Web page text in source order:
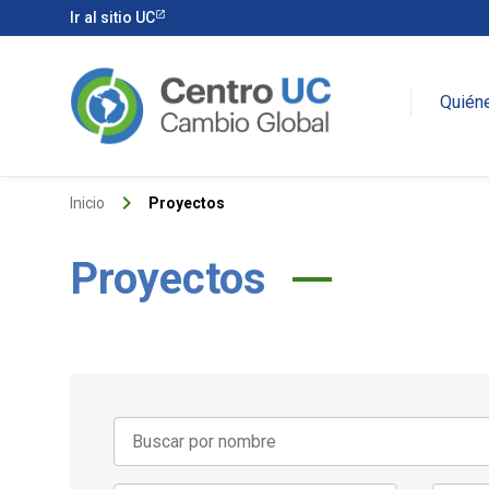
Ir al sitio UC
Inicio keyboard_arrow_right Proyectos
Proyectos